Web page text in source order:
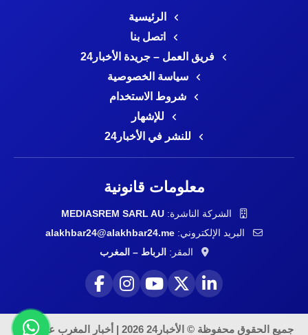
الرئيسية
اتصل بنا
فريق العمل – جريدة الأخبار24
سياسة الخصوصية
شروط الاستخدام
للإشهار
للنشر في الأخبار24
معلومات قانونية
الشركة الناشرة:MEDIASREM SARL AU
البريد الإلكتروني: alakhbar24@alakhbar24.me
المقر: الرباط – المغرب
جميع الحقوق محفوظة © الأخبار24 2026 | أخبار المغرب على مدار